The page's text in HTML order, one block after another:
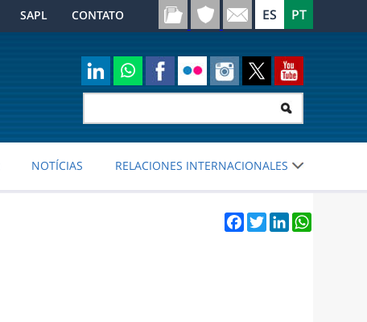
SAPL CONTATO
NOTÍCIAS RELACIONES INTERNACIONALES
Facebook
TwitterLinkedInWhatsApp